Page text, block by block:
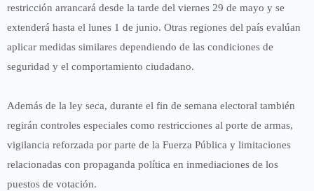
restricción arrancará desde la tarde del viernes 29 de mayo y se
extenderá hasta el lunes 1 de junio. Otras regiones del país evalúan
aplicar medidas similares dependiendo de las condiciones de
seguridad y el comportamiento ciudadano.
Además de la ley seca, durante el fin de semana electoral también
regirán controles especiales como restricciones al porte de armas,
vigilancia reforzada por parte de la Fuerza Pública y limitaciones
relacionadas con propaganda política en inmediaciones de los
puestos de votación.